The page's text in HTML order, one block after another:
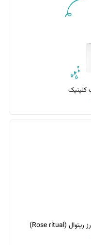
کلینیک